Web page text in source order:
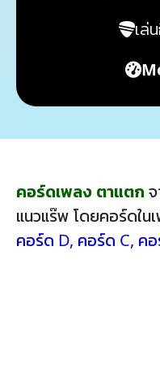
เล่
คอร์ดเพลง ตาแตก
แนวแร๊พ โดยคอร์ดใน
คอร์ด D, คอร์ด C, ค